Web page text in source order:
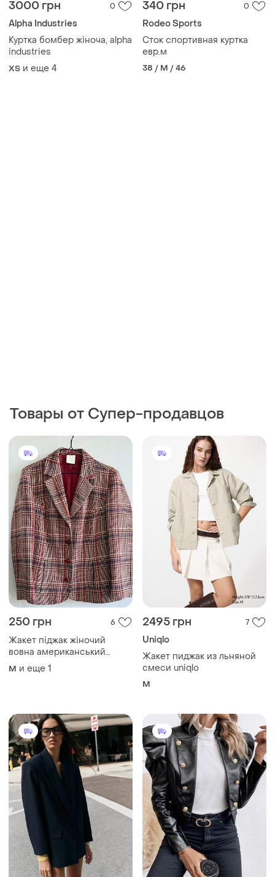
3000 грн 0
Alpha Industries
Куртка бомбер жіноча, alpha
industries
ХS и еще 4
340 грн 0
Rodeo Sports
Сток спортивная куртка
евр.м
38 / M / 46
Товары от Супер-продавцов
250 грн 6
Жакет піджак жіночий
вовна американський
вінтаж в клітинку
M и еще 1
2495 грн 7
Uniqlo
Жакет пиджак из льняной
смеси uniqlo
M